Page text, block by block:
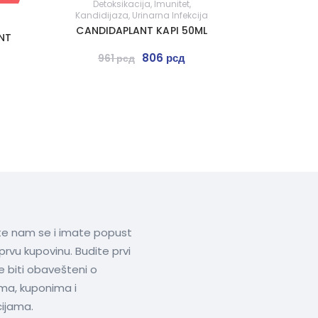
Detoksikacija, Imunitet,
Kandidijaza, Urinarna Infekcija
CANDIDAPLANT KAPI 50ML
961рсд 806 рсд
nam se i imate popust
kupovinu. Budite prvi
biti obavešteni o
kuponima i